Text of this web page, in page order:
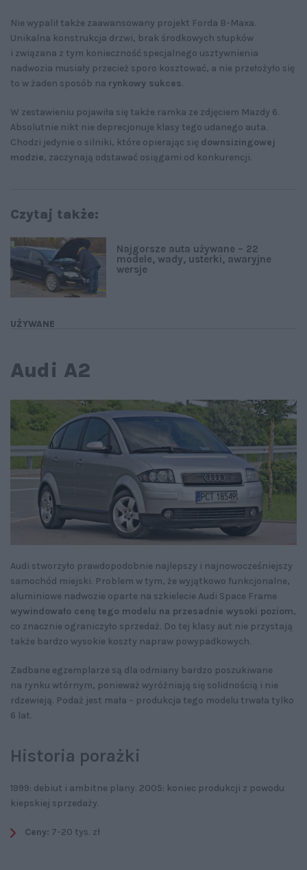
Nie wypalił także zaawansowany projekt Forda B-Maxa.
Unikalna konstrukcja drzwi, brak środkowych słupków
i związana z tym konieczność specjalnego usztywnienia
nadwozia musiały przecież sporo kosztować, a nie przełożyło się
to w żaden sposób na rynkowy sukces.
W zestawieniu pojawiła się także ramka ze zdjęciem Mazdy 6.
Absolutnie nikt nie deprecjonuje klasy tego udanego auta.
Chodzi jedynie o silniki, które opierając się downsizingowej
modzie, zaczynają odstawać osiągami od konkurencji.
Czytaj także:
UŻYWANE
Najgorsze auta używane – 22
modele, wady, usterki, awaryjne
wersje
Audi A2
Audi stworzyło prawdopodobnie najlepszy i najnowocześniejszy
samochód miejski. Problem w tym, że wyjątkowo funkcjonalne,
aluminiowe nadwozie oparte na szkielecie Audi Space Frame
wywindowało cenę tego modelu na przesadnie wysoki poziom,
co znacznie ograniczyło sprzedaż. Do tej klasy aut nie przystają
także bardzo wysokie koszty napraw powypadkowych.
Zadbane egzemplarze są dla odmiany bardzo poszukiwane
na rynku wtórnym, ponieważ wyróżniają się solidnością i nie
rdzewieją. Podaż jest mała – produkcja tego modelu trwała tylko
6 lat.
Historia porażki
1999: debiut i ambitne plany. 2005: koniec produkcji z powodu
kiepskiej sprzedaży.
Ceny: 7-20 tys. zł